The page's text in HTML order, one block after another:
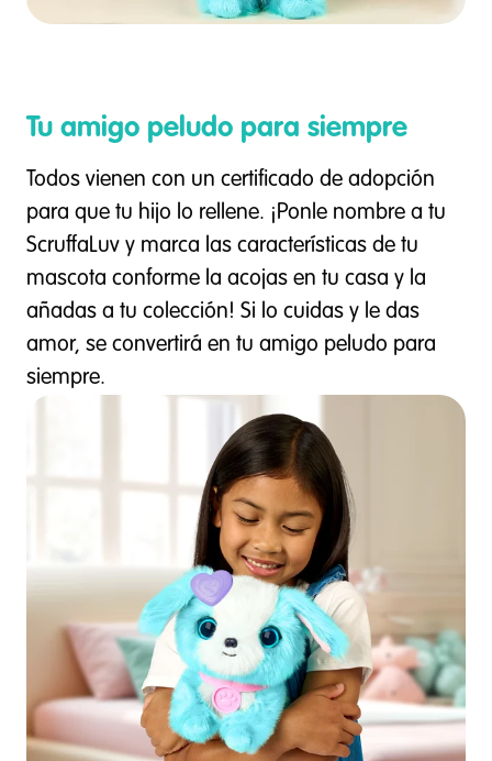
Tu amigo peludo para siempre
Todos vienen con un certificado de adopción
para que tu hijo lo rellene. ¡Ponle nombre a tu
ScruffaLuv y marca las características de tu
mascota conforme la acojas en tu casa y la
añadas a tu colección! Si lo cuidas y le das
amor, se convertirá en tu amigo peludo para
siempre.